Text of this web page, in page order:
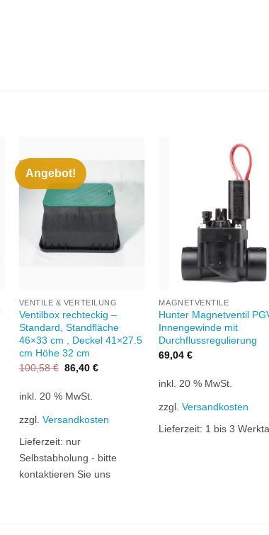
Angebot!
Wunschliste
hinzufügen
VENTILE & VERTEILUNG
Ventilbox rechteckig –
Standard, Standfläche
46×33 cm , Deckel 41×27.5
cm Höhe 32 cm
100,58€ Ursprünglicher
100,58 €
86,40 €Aktueller
inkl. 20 % MwSt.
zzgl. Versandkosten
Lieferzeit: nur
Selbstabholung - bitte
kontaktieren Sie uns
Zu
hinzufügen
MAGNETVENTILE
Hunter Magnetventil
Innengewinde mit
Durchflussregulierung
69,04€
inkl. 20 % MwSt.
zzgl.Versandkosten
Lieferzeit: 1 bis 3